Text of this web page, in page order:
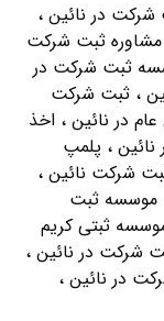
در نائين ،
مشاوره ثبت شرکت
ثبت شرکت در
، ثبت شرکت
در نائين ، اخذ
نائين ، پلمپ
شرکت نائين ،
موسسه ثبت
ثبتی کریم
ثبت شرکت در نائين ، ۰ تا ۱۰۰ ثبت شرکت در نائين ،
در نائين ،